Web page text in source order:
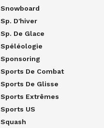
Snowboard
Sp. D'hiver
Sp. De Glace
Spéléologie
Sponsoring
Sports De Combat
Sports De Glisse
Sports Extrêmes
Sports US
Squash